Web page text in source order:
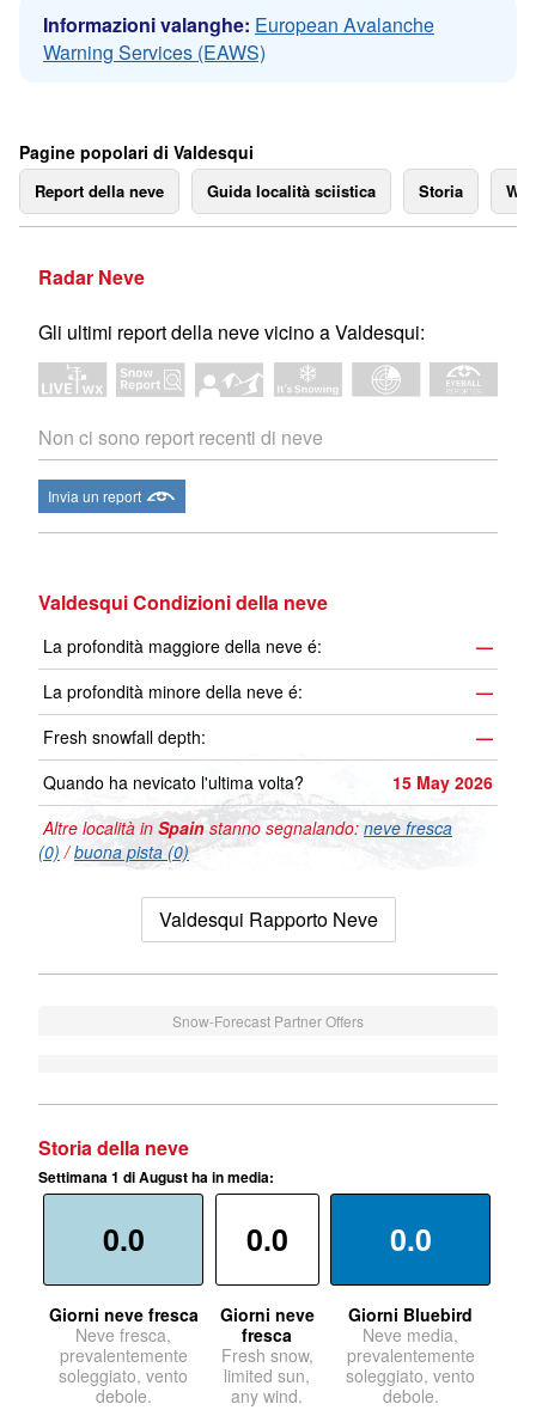
Informazioni valanghe: European Avalanche
Warning Services (EAWS)
Pagine popolari di Valdesqui
Report della neve Guida località sciistica Storia
Radar Neve
Gli ultimi report della neve vicino a Valdesqui:
Non ci sono report recenti di neve
Invia un report
Valdesqui Condizioni della neve
La profondità maggiore della neve é:
—
La profondità minore della neve é:
—
Fresh snowfall depth:
—
Quando ha nevicato l'ultima volta?
15 May 2026
Altre località in Spainstanno segnalando: neve fresca
(0) /buona pista (0)
Valdesqui Rapporto Neve
Snow-Forecast Partner Offers
Storia della neve
Settimana 1 di August ha in media:
0.0
Giorni neve fresca
Neve fresca,
prevalentemente
soleggiato, vento
debole.
0.0
Giorni neve
fresca
Fresh snow,
limited sun,
any wind.
0.0
Giorni Bluebird
Neve media,
prevalentemente
soleggiato, vento
debole.